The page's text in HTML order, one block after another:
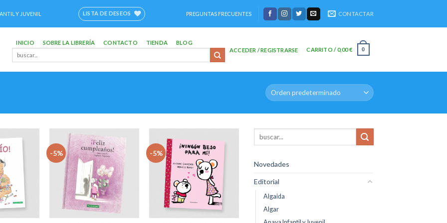
Y JUVENIL LISTA DE DESEOS PREGUNTAS FRECUENTES CONTACTAR
INICIO SOBRE LA LIBRERÍA CONTACTO TIENDA
BLOG
Buscar
ACCEDER / REGISTRARSE CARRITO /0,00€ 0
de
-5%
Añadir
deseos
+
-5%
Novedades
Editorial
Algaida
Algar